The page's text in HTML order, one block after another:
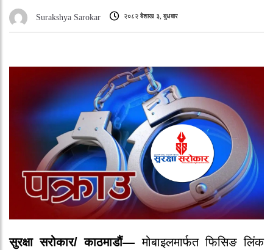
Surakshya Sarokar २०८२ बैशाख ३, बुधबार
सुरक्षा सरोकार/ काठमाडौं— मोबाइलमार्फत फिसिङ लिंक